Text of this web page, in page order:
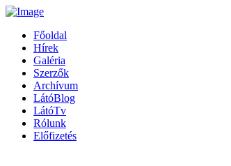
Főoldal
Hírek
Galéria
Szerzők
Archívum
LátóBlog
LátóTv
Rólunk
Előfizetés